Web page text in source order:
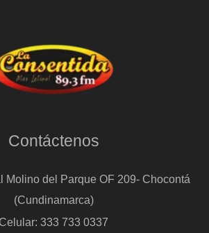
Contáctenos
Molino del Parque OF 209- Chocontá
(Cundinamarca)
Celular: 333 733 0337